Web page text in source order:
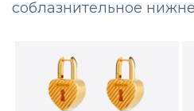
соблазнительное